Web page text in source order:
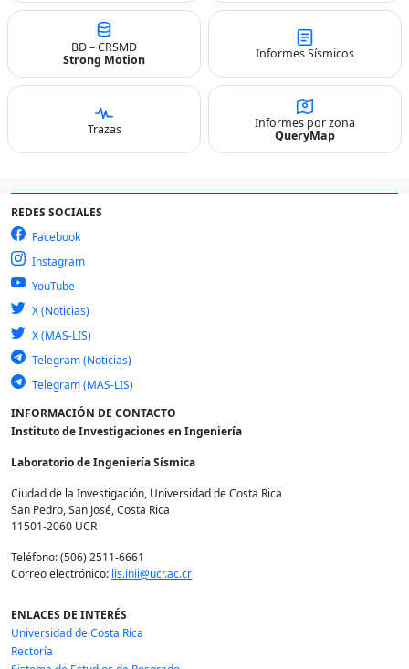
BD – CRSMD
Strong Motion
Informes Sísmicos
Trazas
Informes por zona
QueryMap
REDES SOCIALES
Facebook
Instagram
YouTube
X (Noticias)
X (MAS-LIS)
Telegram (Noticias)
Telegram (MAS-LIS)
INFORMACIÓN DE CONTACTO
Instituto de Investigaciones en Ingeniería
Laboratorio de Ingeniería Sísmica
Ciudad de la Investigación, Universidad de Costa Rica
San Pedro, San José, Costa Rica
11501-2060 UCR
Teléfono: (506) 2511-6661
Correo electrónico: lis.inii@ucr.ac.cr
ENLACES DE INTERÉS
Universidad de Costa Rica
Rectoría